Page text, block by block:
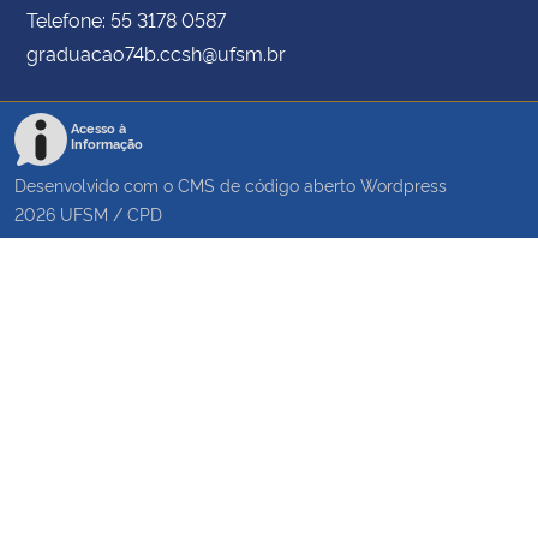
Telefone: 55 3178 0587
graduacao74b.ccsh@ufsm.br
Acesso à
Informação
Desenvolvido com o CMS de código aberto Wordpress
2026 UFSM / CPD